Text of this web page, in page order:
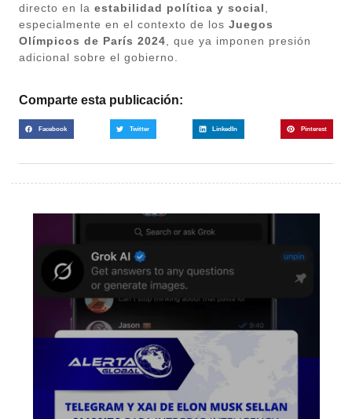
directo en la estabilidad política y social
especialmente en el contexto de los Juegos
Olímpicos de París 2024 , que ya imponen presión
adicional sobre el gobierno.
Comparte esta publicación:
Facebook Twitter LinkedIn Pinterest